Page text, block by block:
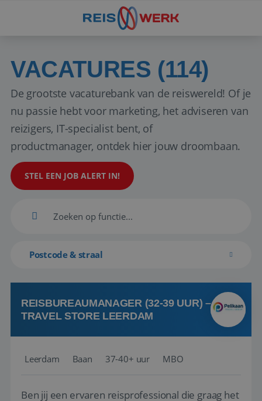
VACATURES (114)
De grootste vacaturebank van de reiswereld! Of je
nu passie hebt voor marketing, het adviseren van
reizigers, IT-specialist bent, of
productmanager, ontdek hier jouw droombaan.
STEL EEN JOB ALERT IN!
Postcode & straal
REISBUREAUMANAGER (32-39 UUR) –
TRAVEL STORE LEERDAM
Leerdam Baan 37-40+ uur MBO
Ben jij een ervaren reisprofessional die graag het